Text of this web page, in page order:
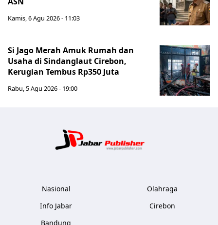
Kamis, 6 Agu 2026 - 11:03
Si Jago Merah Amuk Rumah dan
Usaha di Sindanglaut Cirebon,
Kerugian Tembus Rp350 Juta
Rabu, 5 Agu 2026 - 19:00
Nasional
Info Jabar
Bandung
Olahraga
Cirebon